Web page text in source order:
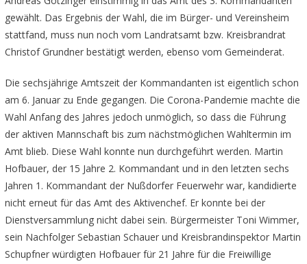
gewählt. Das Ergebnis der Wahl, die im Bürger- und Vereinsheim
stattfand, muss nun noch vom Landratsamt bzw. Kreisbrandrat
Christof Grundner bestätigt werden, ebenso vom Gemeinderat.
Die sechsjährige Amtszeit der Kommandanten ist eigentlich schon
am 6. Januar zu Ende gegangen. Die Corona-Pandemie machte die
Wahl Anfang des Jahres jedoch unmöglich, so dass die Führung
der aktiven Mannschaft bis zum nächstmöglichen Wahltermin im
Amt blieb. Diese Wahl konnte nun durchgeführt werden. Martin
Hofbauer, der 15 Jahre 2. Kommandant und in den letzten sechs
Jahren 1. Kommandant der Nußdorfer Feuerwehr war, kandidierte
nicht erneut für das Amt des Aktivenchef. Er konnte bei der
Dienstversammlung nicht dabei sein. Bürgermeister Toni Wimmer,
sein Nachfolger Sebastian Schauer und Kreisbrandinspektor Martin
Schupfner würdigten Hofbauer für 21 Jahre für die Freiwillige